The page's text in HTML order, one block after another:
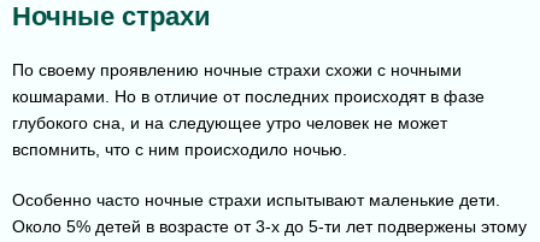
Ночные страхи
По своему проявлению ночные страхи схожи с ночными
кошмарами. Но в отличие от последних происходят в фазе
глубокого сна, и на следующее утро человек не может
вспомнить, что с ним происходило ночью.
Особенно часто ночные страхи испытывают маленькие дети.
Около 5% детей в возрасте от 3-х до 5-ти лет подвержены этому